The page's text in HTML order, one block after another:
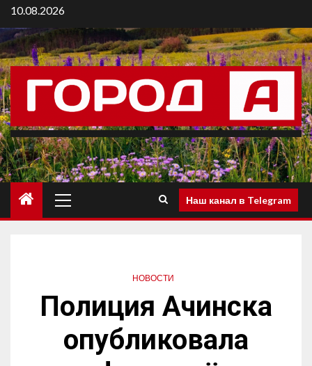
10.08.2026
Наш канал в Telegram
НОВОСТИ
Полиция Ачинска
опубликовала